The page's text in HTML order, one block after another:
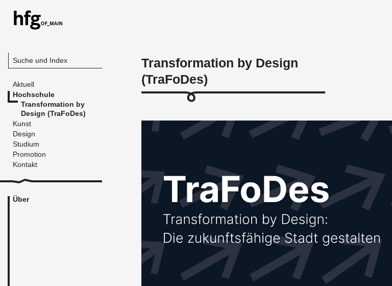
Suche und Index
Aktuell
Hochschule
Transformation by
Design (TraFoDes)
Kunst
Design
Studium
Promotion
Kontakt
Über
Transformation by Design
(TraFoDes)